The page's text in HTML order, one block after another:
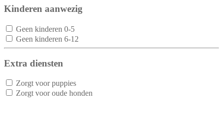
Kinderen aanwezig
Geen kinderen 0-5
Geen kinderen 6-12
Extra diensten
Zorgt voor puppies
Zorgt voor oude honden